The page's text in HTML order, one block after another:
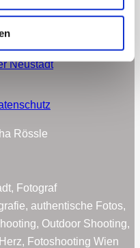
Galerie
/ Homestory Galerie
Paare Galerie
Neustadt
Rössle
Fotograf
authentische Fotos,
Outdoor Shooting,
Fotoshooting Wien